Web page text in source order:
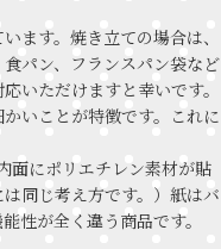
ます。焼き立ての場合は、
パン、フランスパン袋など
いただけますと幸いです。
いことが特徴です。これに
面にポリエチレン素材が貼
同じ考え方です。）紙はバ
性が全く違う商品です。